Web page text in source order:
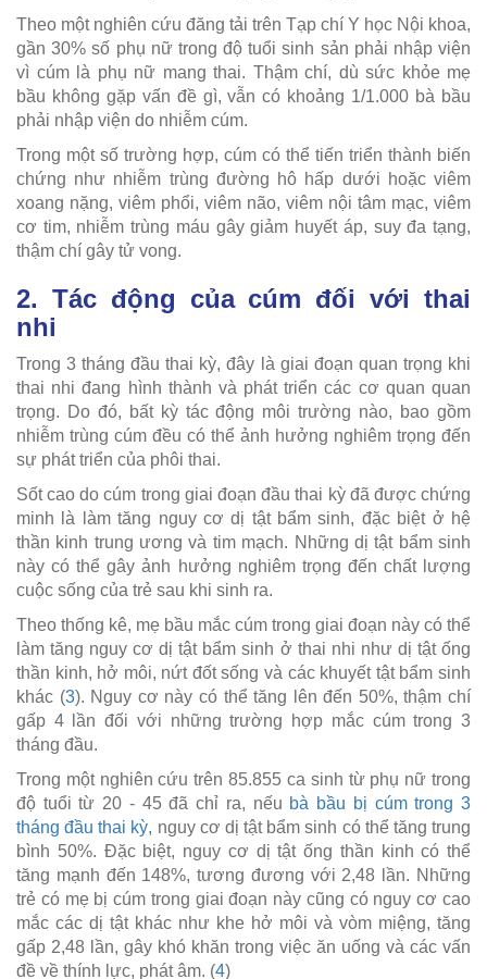
Theo một nghiên cứu đăng tải trên Tạp chí Y học Nội khoa,
gần 30% số phụ nữ trong độ tuổi sinh sản phải nhập viện
vì cúm là phụ nữ mang thai. Thậm chí, dù sức khỏe mẹ
bầu không gặp vấn đề gì, vẫn có khoảng 1/1.000 bà bầu
phải nhập viện do nhiễm cúm.
Trong một số trường hợp, cúm có thể tiến triển thành biến
chứng như nhiễm trùng đường hô hấp dưới hoặc viêm
xoang nặng, viêm phổi, viêm não, viêm nội tâm mạc, viêm
cơ tim, nhiễm trùng máu gây giảm huyết áp, suy đa tạng,
thậm chí gây tử vong.
2. Tác động của cúm đối với thai
nhi
Trong 3 tháng đầu thai kỳ, đây là giai đoạn quan trọng khi
thai nhi đang hình thành và phát triển các cơ quan quan
trọng. Do đó, bất kỳ tác động môi trường nào, bao gồm
nhiễm trùng cúm đều có thể ảnh hưởng nghiêm trọng đến
sự phát triển của phôi thai.
Sốt cao do cúm trong giai đoạn đầu thai kỳ đã được chứng
minh là làm tăng nguy cơ dị tật bẩm sinh, đặc biệt ở hệ
thần kinh trung ương và tim mạch. Những dị tật bẩm sinh
này có thể gây ảnh hưởng nghiêm trọng đến chất lượng
cuộc sống của trẻ sau khi sinh ra.
Theo thống kê, mẹ bầu mắc cúm trong giai đoạn này có thể
làm tăng nguy cơ dị tật bẩm sinh ở thai nhi như dị tật ống
thần kinh, hở môi, nứt đốt sống và các khuyết tật bẩm sinh
khác (3). Nguy cơ này có thể tăng lên đến 50%, thậm chí
gấp 4 lần đối với những trường hợp mắc cúm trong 3
tháng đầu.
Trong một nghiên cứu trên 85.855 ca sinh từ phụ nữ trong
độ tuổi từ 20 - 45 đã chỉ ra, nếu bà bầu bị cúm trong 3
tháng đầu thai kỳ, nguy cơ dị tật bẩm sinh có thể tăng trung
bình 50%. Đặc biệt, nguy cơ dị tật ống thần kinh có thể
tăng mạnh đến 148%, tương đương với 2,48 lần. Những
trẻ có mẹ bị cúm trong giai đoạn này cũng có nguy cơ cao
mắc các dị tật khác như khe hở môi và vòm miệng, tăng
gấp 2,48 lần, gây khó khăn trong việc ăn uống và các vấn
đề về thính lực, phát âm. (4)